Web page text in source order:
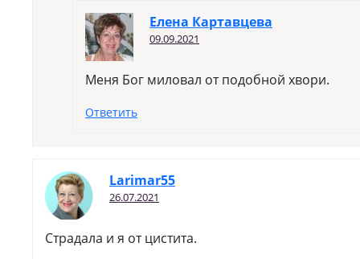
Елена Картавцева
09.09.2021
Меня Бог миловал от подобной хвори.
Ответить
Larimar55
26.07.2021
Страдала и я от цистита.